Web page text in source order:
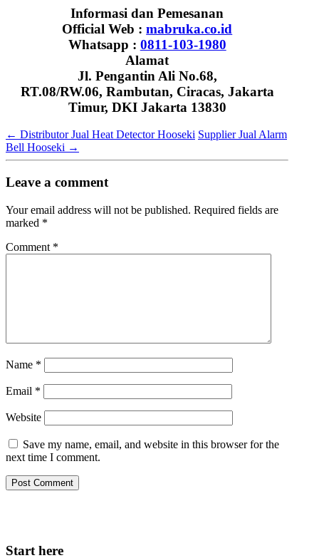
Start here
Informasi dan Pemesanan
Official Web :mabruka.co.id
Whatsapp : 0811-103-1980
Alamat
Jl. Pengantin Ali No.68,
RT.08/RW.06, Rambutan, Ciracas, Jakarta
Timur, DKI Jakarta 13830
← Distributor Jual Heat Detector Hooseki Supplier Jual Alarm
Bell Hooseki →
Leave a comment
Your email address will not be published. Required fields are
marked *
Comment *
Name *
Email *
Website
Save my name, email, and website in this browser for the
next time I comment.